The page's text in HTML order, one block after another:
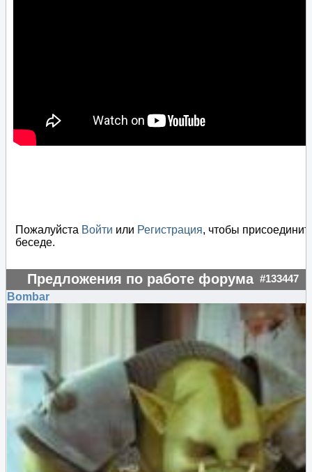
Пожалуйста Войти или Регистрация, чтобы
беседе.
Предложения по работе форума #133447
Bombar